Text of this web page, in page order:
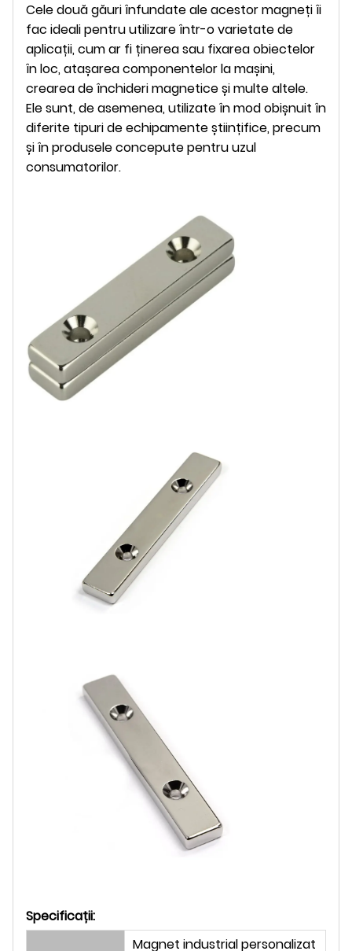
Cele două găuri înfundate ale acestor magneți îi
fac ideali pentru utilizare într-o varietate de
aplicații, cum ar fi ținerea sau fixarea obiectelor
în loc, atașarea componentelor la mașini,
crearea de închideri magnetice și multe altele.
Ele sunt, de asemenea, utilizate în mod obișnuit în
diferite tipuri de echipamente științifice, precum
și în produsele concepute pentru uzul
consumatorilor.
Specificații:
Magnet industrial personalizat